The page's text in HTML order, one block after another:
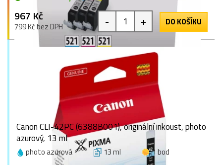
967 Kč
799 Kč bez DPH - + DO KOŠÍKU
Canon CLI-42PC (6388B001), originální inkoust, photo
azurový, 13 ml
photo azurová 13 ml
1 bod